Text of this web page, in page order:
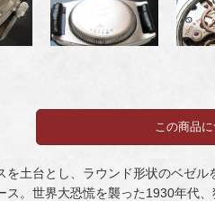
を土台とし、ラウンド形状のベゼ
ス。世界大恐慌を襲った1930年代